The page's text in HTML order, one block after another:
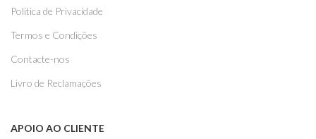
Politica de Privacidade
Termos e Condições
Contacte-nos
Livro de Reclamações
APOIO AO CLIENTE